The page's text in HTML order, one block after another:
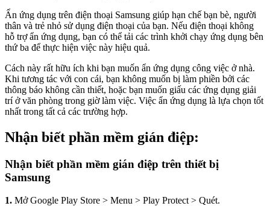
Ẩn ứng dụng trên điện thoại Samsung giúp hạn chế bạn bè, người
thân và trẻ nhỏ sử dụng điện thoại của bạn. Nếu điện thoại không
hỗ trợ ẩn ứng dụng, bạn có thể tải các trình khởi chạy ứng dụng bên
thứ ba để thực hiện việc này hiệu quả.
Cách này rất hữu ích khi bạn muốn ẩn ứng dụng công việc ở nhà.
Khi tương tác với con cái, bạn không muốn bị làm phiền bởi các
thông báo không cần thiết, hoặc bạn muốn giấu các ứng dụng giải
trí ở văn phòng trong giờ làm việc. Việc ẩn ứng dụng là lựa chọn tốt
nhất trong tất cả các trường hợp.
Nhận biết phần mềm gián điệp:
Nhận biết phần mềm gián điệp trên thiết bị
Samsung
1. Mở Google Play Store > Menu > Play Protect > Quét.